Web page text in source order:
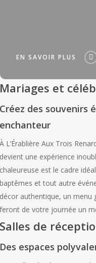
EN SAVOIR PLUS
Mariages et
Créez des souvenirs
enchanteur
À L’Érablière Aux Trois
devient une expérience
chaleureuse est le cadre
baptêmes et tout autre
décor authentique, un menu
feront de votre journée un
Salles de
Des espaces